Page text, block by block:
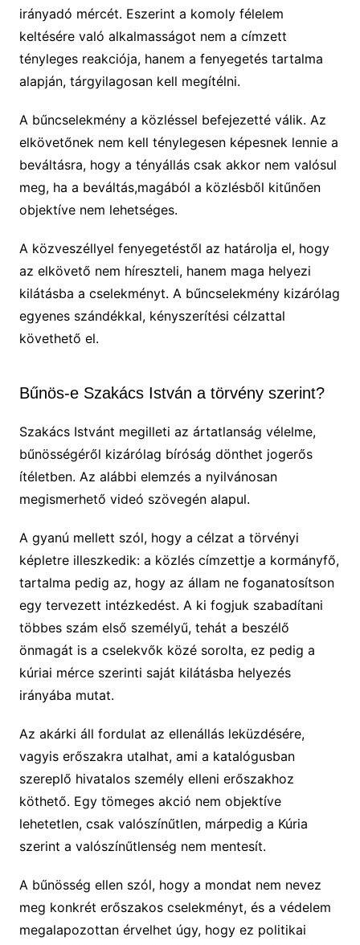
irányadó mércét. Eszerint a komoly félelem
keltésére való alkalmasságot nem a címzett
tényleges reakciója, hanem a fenyegetés tartalma
alapján, tárgyilagosan kell megítélni.
A bűncselekmény a közléssel befejezetté válik. Az
elkövetőnek nem kell ténylegesen képesnek lennie a
beváltásra, hogy a tényállás csak akkor nem valósul
meg, ha a beváltás,magából a közlésből kitűnően
objektíve nem lehetséges.
A közveszéllyel fenyegetéstől az határolja el, hogy
az elkövető nem híreszteli, hanem maga helyezi
kilátásba a cselekményt. A bűncselekmény kizárólag
egyenes szándékkal, kényszerítési célzattal
követhető el.
Bűnös-e Szakács István a törvény szerint?
Szakács Istvánt megilleti az ártatlanság vélelme,
bűnösségéről kizárólag bíróság dönthet jogerős
ítéletben. Az alábbi elemzés a nyilvánosan
megismerhető videó szövegén alapul.
A gyanú mellett szól, hogy a célzat a törvényi
képletre illeszkedik: a közlés címzettje a kormányfő,
tartalma pedig az, hogy az állam ne foganatosítson
egy tervezett intézkedést. A ki fogjuk szabadítani
többes szám első személyű, tehát a beszélő
önmagát is a cselekvők közé sorolta, ez pedig a
kúriai mérce szerinti saját kilátásba helyezés
irányába mutat.
Az akárki áll fordulat az ellenállás leküzdésére,
vagyis erőszakra utalhat, ami a katalógusban
szereplő hivatalos személy elleni erőszakhoz
köthető. Egy tömeges akció nem objektíve
lehetetlen, csak valószínűtlen, márpedig a Kúria
szerint a valószínűtlenség nem mentesít.
A bűnösség ellen szól, hogy a mondat nem nevez
meg konkrét erőszakos cselekményt, és a védelem
megalapozottan érvelhet úgy, hogy ez politikai